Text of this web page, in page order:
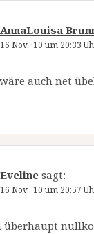
AnnaLouisa
16 Nov. ’10 um 20:33
auch net
Eveline sagt:
16 Nov. ’10 um 20:57
überhaupt